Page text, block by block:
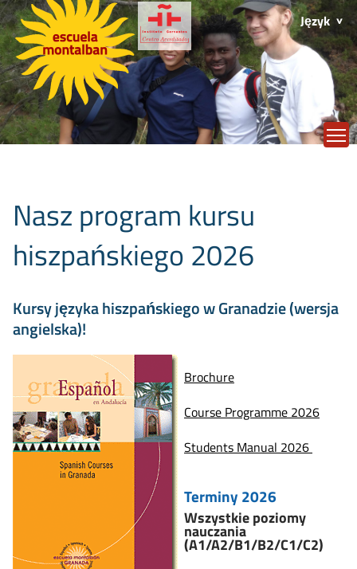
Język
Nasz program kursu
hiszpańskiego 2026
Kursy języka hiszpańskiego w Granadzie (wersja
angielska)!
Brochure
Course Programme 2026
Students Manual 2026
Terminy 2026
Wszystkie poziomy
nauczania
(A1/A2/B1/B2/C1/C2)